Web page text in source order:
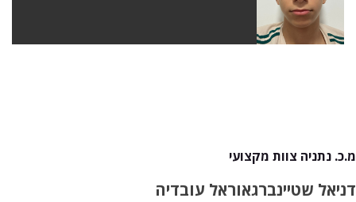
מ.כ. נתניה צוות מקצועי
דניאל שטיינברגאוראל עובדיה